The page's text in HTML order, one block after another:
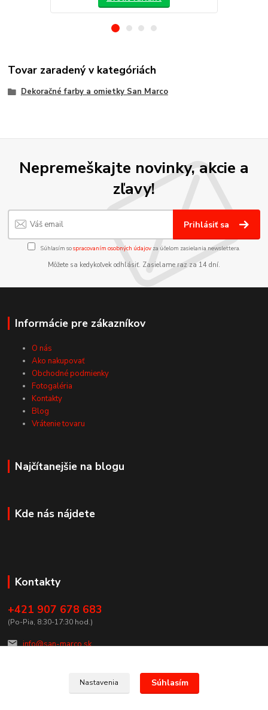
Tovar zaradený v kategóriách
Dekoračné farby a omietky San Marco
Nepremeškajte novinky, akcie a
zľavy!
Prihlásiť sa
Súhlasím sospracovaním osobných údajov za účelom zasielania newslettera.
Môžete sa kedykoľvek odhlásiť. Zasielame raz za 14 dní.
Informácie pre zákazníkov
O nás
Ako nakupovať
Obchodné podmienky
Fotogaléria
Kontakty
Blog
Vrátenie tovaru
Najčítanejšie na blogu
Kde nás nájdete
Kontakty
+421 907 678 683
(Po-Pia, 8:30-17:30 hod.)
info@san-marco.sk
Nastavenia Súhlasím